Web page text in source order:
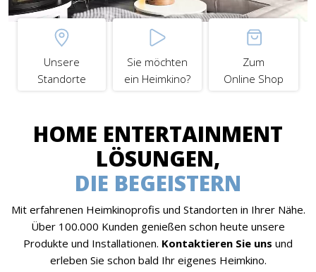
HOME ENTERTAINMENT
LÖSUNGEN,
DIE BEGEISTERN
Mit erfahrenen Heimkinoprofis und Standorten in Ihrer Nähe.
Über 100.000 Kunden genießen schon heute unsere
Produkte und Installationen. Kontaktieren Sie uns und
erleben Sie schon bald Ihr eigenes Heimkino.
Unsere
Standorte
Sie möchten
ein Heimkino?
Zum
Online Shop